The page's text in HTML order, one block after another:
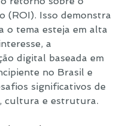
(ROI). Isso demonstra
o tema esteja em alta
a
digital baseada em
no Brasil e
significativos de
cultura e estrutura.